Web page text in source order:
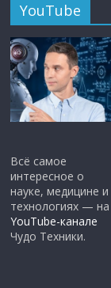
YouTube
Всё самое
интересное о
науке, медицине и
технологиях — на
YouTube-канале
Чудо Техники.